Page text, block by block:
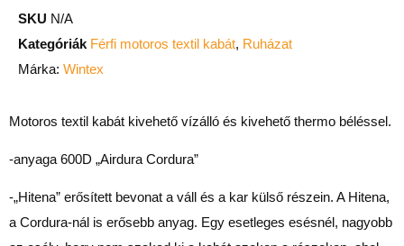
SKU N/A
Kategóriák Férfi motoros textil kabát, Ruházat
Márka: Wintex
Motoros textil kabát kivehető vízálló és kivehető thermo béléssel.
-anyaga 600D „Airdura Cordura”
-„Hitena” erősített bevonat a váll és a kar külső részein. A Hitena,
a Cordura-nál is erősebb anyag. Egy esetleges esésnél, nagyobb